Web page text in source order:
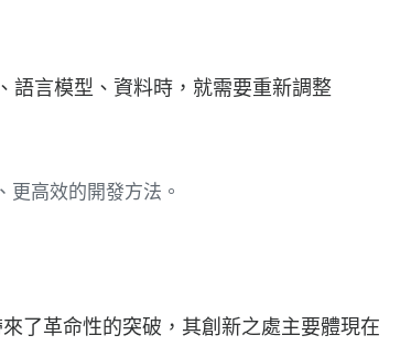
語言模型、資料時，就需要重新調整
更高效的開發方法。
了革命性的突破，其創新之處主要體現在